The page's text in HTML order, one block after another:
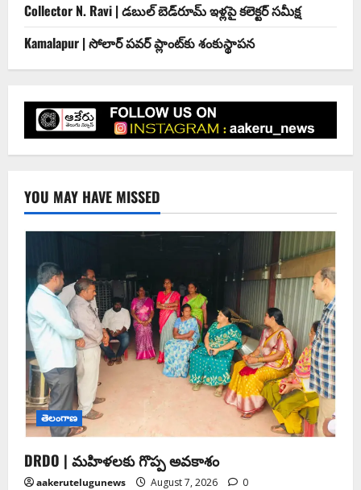
Collector N. Ravi | డబుల్ బెడ్‌రూమ్ ఇళ్లపై కలెక్టర్ సమీక్ష
Kamalapur | సోలార్ పవర్ ప్లాంట్‌కు శంకుస్థాపన
YOU MAY HAVE MISSED
తెలంగాణ
DRDO | మహిళలకు గొప్ప అవకాశం
aakerutelugunews August 7, 2026 0